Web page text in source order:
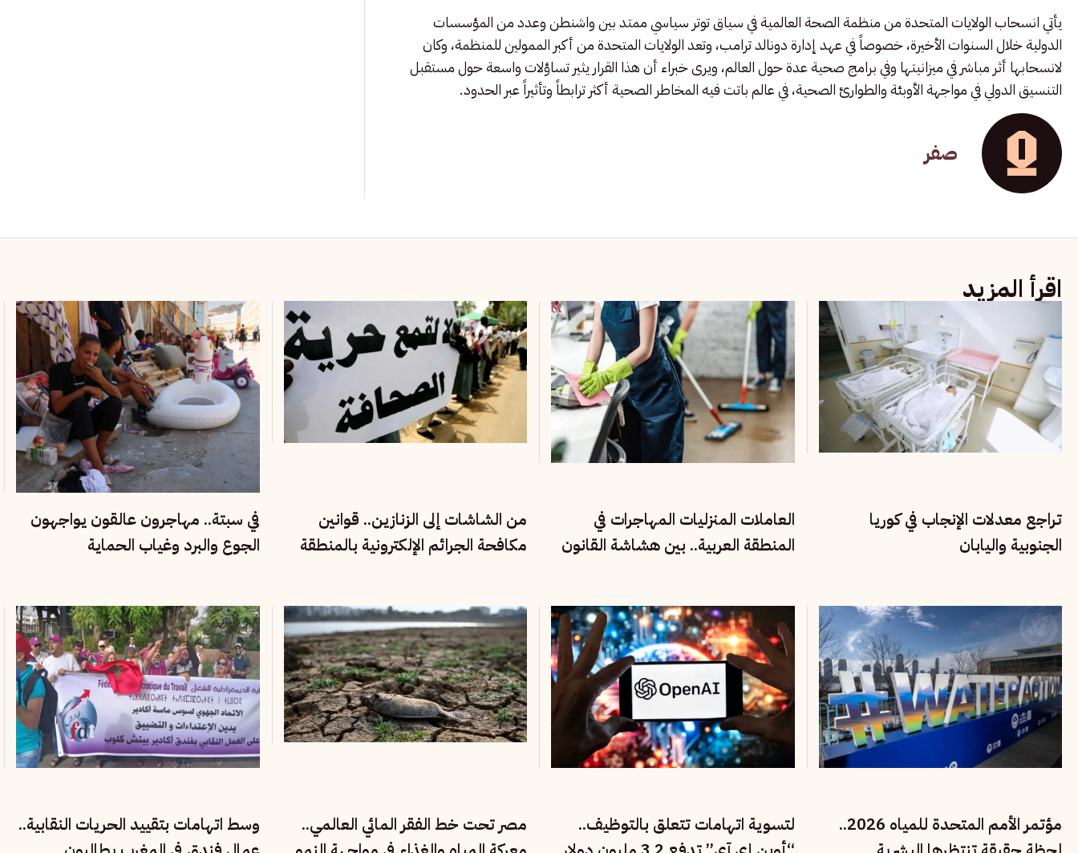
يأتي انسحاب الولايات المتحدة من منظمة الصحة العالمية في سياق توتر سياسي ممتد بين واشنطن وعدد من المؤسسات
الدولية خلال السنوات الأخيرة، خصوصاً في عهد إدارة دونالد ترامب، وتعد الولايات المتحدة من أكبر الممولين للمنظمة، وكان
لانسحابها أثر مباشر في ميزانيتها وفي برامج صحية عدة حول العالم، ويرى خبراء أن هذا القرار يثير تساؤلات واسعة حول مستقبل
التنسيق الدولي في مواجهة الأوبئة والطوارئ الصحية، في عالم باتت فيه المخاطر الصحية أكثر ترابطاً وتأثيراً عبر الحدود.
صفر
اقرأ المزيد
تراجع معدلات الإنجاب في كوريا
الجنوبية واليابان
العاملات المنزليات المهاجرات في
المنطقة العربية.. بين هشاشة القانون
من الشاشات إلى الزنازين.. قوانين
مكافحة الجرائم الإلكترونية بالمنطقة
في سبتة.. مهاجرون عالقون يواجهون
الجوع والبرد وغياب الحماية
مؤتمر الأمم المتحدة للمياه 2026..
لتسوية اتهامات تتعلق بالتوظيف..
مصر تحت خط الفقر المائي العالمي..
وسط اتهامات بتقييد الحريات النقابية..